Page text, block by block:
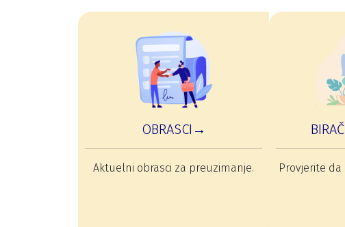
OBRASCI→
Aktuelni obrasci za preuzimanje.
Provjerite